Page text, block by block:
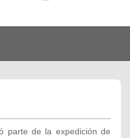
parte de la expedición de